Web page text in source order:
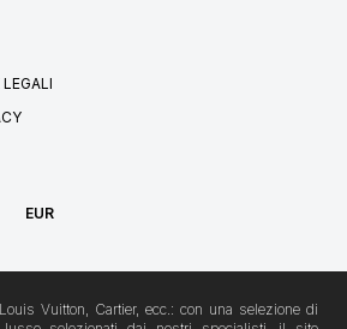
EUR
Vuitton, Cartier, ecc.: con una selezione di